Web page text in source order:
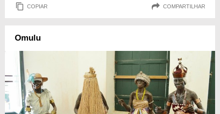
COPIAR COMPARTILHAR
Omulu